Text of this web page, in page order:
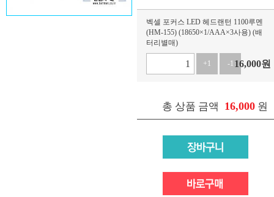
벡셀 포커스 LED 헤드랜턴 1100루멘
(HM-155) (18650×1/AAA×3사용) (배
터리별매)
+1 -1 16,000원
총 상품 금액 16,000 원